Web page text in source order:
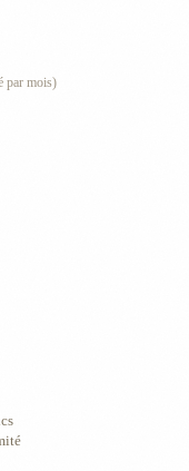
par mois)